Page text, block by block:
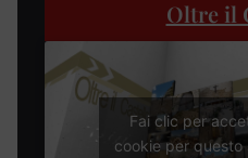
Oltre il
Fai clic per
cookie per questo